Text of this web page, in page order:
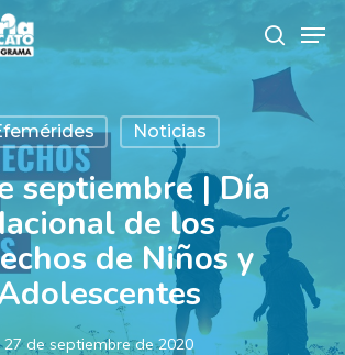
search
Noticias
septiembre | Día
de los
de Niños y
27 de septiembre de 2020